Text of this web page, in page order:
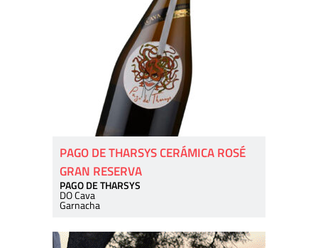
PAGO DE THARSYS CERÁMICA ROSÉ
GRAN RESERVA
PAGO DE THARSYS
DO Cava
Garnacha